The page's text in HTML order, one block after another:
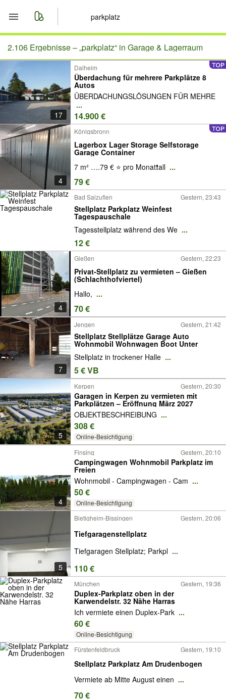
Start
Nachrichten
Anzeige aufgeben
2.106 Ergebnisse –„parkplatz“ in Garage & Lagerraum
17
Dalheim
Überdachung für mehrere Parkplätze 8
Autos
ÜBERDACHUNGSLÖSUNGEN FÜR MEHRE
...
14.900 €
4
Königsbronn
Lagerbox Lager Storage Selfstorage
Garage Container
7 m² ….79 € ⭐️ pro Monat❗️all ...
79 €
Bad Salzuflen Gestern, 23:43
Stellplatz Parkplatz Weinfest
Tagespauschale
Tagesstellplatz während des We ...
12 €
4
Gießen Gestern, 22:23
Privat-Stellplatz zu vermieten – Gießen
(Schlachthofviertel)
Hallo, ...
70 €
7
Jengen Gestern, 21:42
Stellplatz Stellplätze Garage Auto
Wohnmobil Wohnwagen Boot Unter
Stellplatz in trockener Halle ...
5 € VB
5
Kerpen Gestern, 20:30
Garagen in Kerpen zu vermieten mit
Parkplätzen – Eröffnung März 2027
OBJEKTBESCHREIBUNG ...
308 €
Online-Besichtigung
4
Finsing Gestern, 20:10
Campingwagen Wohnmobil Parkplatz im
Freien
Wohnmobil - Campingwagen - Cam ...
50 €
Online-Besichtigung
5
Bietigheim-Bissingen Gestern, 20:06
Tiefgaragenstellplatz
Tiefgaragen Stellplatz; Parkpl ...
110 €
München Gestern, 19:36
Duplex-Parkplatz oben in der
Karwendelstr. 32 Nähe Harras
Ich vermiete einen Duplex-Park ...
60 €
Online-Besichtigung
Fürstenfeldbruck
Gestern, 19:10
Stellplatz Parkplatz Am Drudenbogen
Vermiete ab Mitte August einen ...
70 €